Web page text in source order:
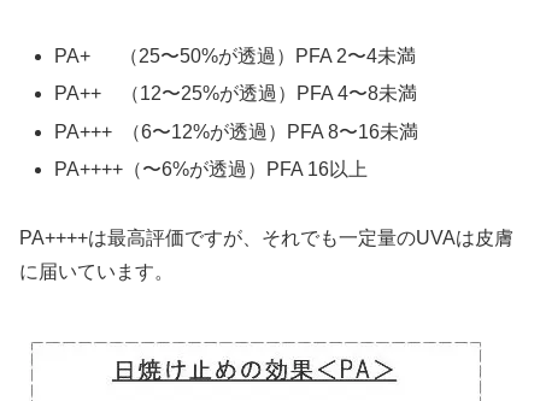
PA+ （25〜50%が透過）PFA 2〜4未満
PA++ （12〜25%が透過）PFA 4〜8未満
PA+++ （6〜12%が透過）PFA 8〜16未満
PA++++（〜6%が透過）PFA 16以上
PA++++は最高評価ですが、それでも一定量のUVAは皮膚
に届いています。